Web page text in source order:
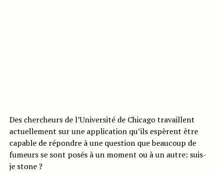
Des chercheurs de l’Université de Chicago travaillent
actuellement sur une application qu’ils espèrent être
capable de répondre à une question que beaucoup de
fumeurs se sont posés à un moment ou à un autre: suis-
je stone ?